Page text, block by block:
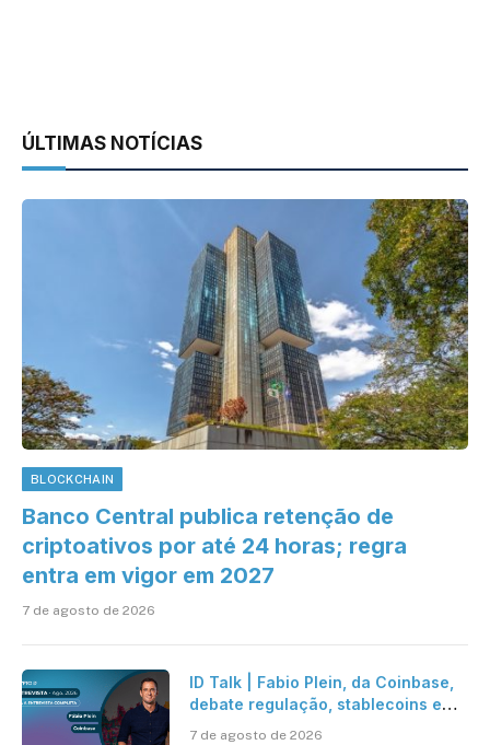
ÚLTIMAS NOTÍCIAS
BLOCKCHAIN
Banco Central publica retenção de
criptoativos por até 24 horas; regra
entra em vigor em 2027
7 de agosto de 2026
ID Talk | Fabio Plein, da Coinbase,
debate regulação, stablecoins e
7 de agosto de 2026